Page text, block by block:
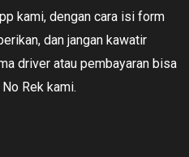
kami, dengan cara isi form
dan jangan kawatir
driver atau pembayaran bisa
Rek kami.